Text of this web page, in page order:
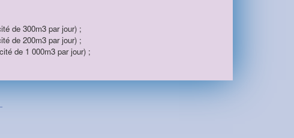
de 300m3 par jour) ;
de 200m3 par jour) ;
de 1 000m3 par jour) ;